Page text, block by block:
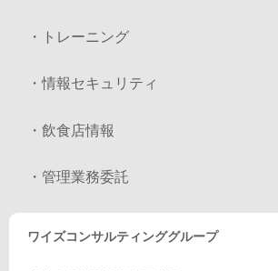
・トレーニング
・情報セキュリティ
・飲食店情報
・管理業務委託
ワイズコンサルティンググループ